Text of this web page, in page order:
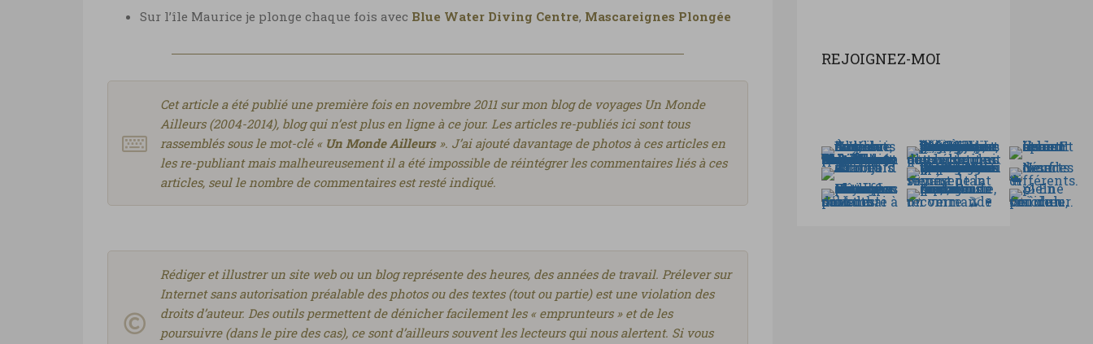
Sur l’île Maurice je plonge chaque fois avec Blue Water Diving Centre, Mascareignes Plongée
Cet article a été publié une première fois en novembre 2011 sur mon blog de voyages Un Monde
Ailleurs (2004-2014), blog qui n’est plus en ligne à ce jour. Les articles re-publiés ici sont tous
rassemblés sous le mot-clé « Un Monde Ailleurs». J’ai ajouté davantage de photos à ces articles en
les re-publiant mais malheureusement il a été impossible de réintégrer les commentaires liés à ces
articles, seul le nombre de commentaires est resté indiqué.
Rédiger et illustrer un site web ou un blog représente des heures, des années de travail. Prélever sur
Internet sans autorisation préalable des photos ou des textes (tout ou partie) est une violation des
droits d’auteur. Des outils permettent de dénicher facilement les « emprunteurs » et de les
poursuivre (dans le pire des cas), ce sont d’ailleurs souvent les lecteurs qui nous alertent. Si vous
REJOIGNEZ-MOI